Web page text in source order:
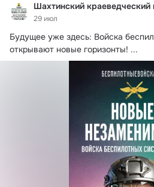
Шахтинский краеведческий
29 июл
Будущее уже здесь: Войска
открывают новые горизонты! ...